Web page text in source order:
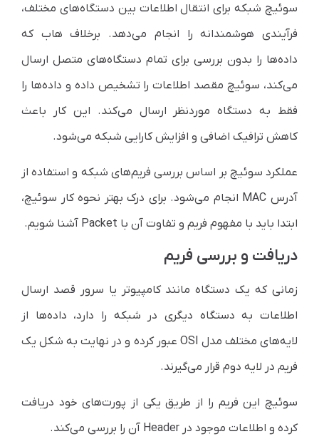
سوئیچ شبکه برای انتقال اطلاعات بین دستگاه‌های مختلف،
فرآیندی هوشمندانه را انجام می‌دهد. برخلاف هاب که
داده‌ها را بدون بررسی برای تمام دستگاه‌های متصل ارسال
می‌کند، سوئیچ مقصد اطلاعات را تشخیص داده و داده‌ها را
فقط به دستگاه موردنظر ارسال می‌کند. این کار باعث
کاهش ترافیک اضافی و افزایش کارایی شبکه می‌شود.
عملکرد سوئیچ بر اساس بررسی فریم‌های شبکه و استفاده از
آدرس MAC انجام می‌شود. برای درک بهتر نحوه کار سوئیچ،
ابتدا باید با مفهوم فریم و تفاوت آن با Packet آشنا شویم.
دریافت و بررسی فریم
زمانی که یک دستگاه مانند کامپیوتر یا سرور قصد ارسال
اطلاعات به دستگاه دیگری در شبکه را دارد، داده‌ها از
لایه‌های مختلف مدل OSI عبور کرده و در نهایت به شکل یک
فریم در لایه دوم قرار می‌گیرند.
سوئیچ این فریم را از طریق یکی از پورت‌های خود دریافت
کرده و اطلاعات موجود در Header آن را بررسی می‌کند.